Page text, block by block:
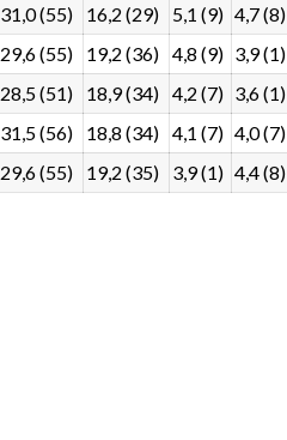
31,0 (55) 16,2 (29) 5,1 (9) 4,7 (8)
29,6 (55) 19,2 (36) 4,8 (9) 3,9 (1)
28,5 (51) 18,9 (34) 4,2 (7) 3,6 (1)
31,5 (56) 18,8 (34) 4,1 (7) 4,0 (7)
29,6 (55) 19,2 (35) 3,9 (1) 4,4 (8)